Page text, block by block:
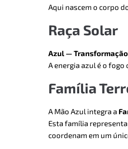
Aqui nascem o corpo
Raça Solar
Azul —
A energia azul é o fogo
Família
A Mão Azul integra a
Esta família
coordenam em um